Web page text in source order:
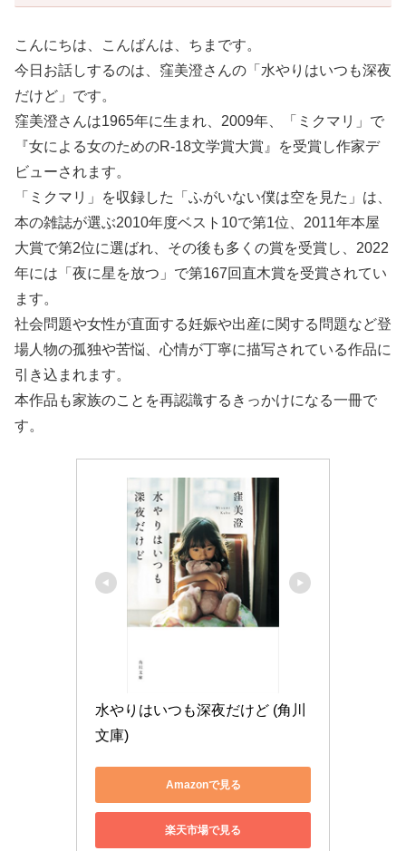
こんにちは、こんばんは、ちまです。
今日お話しするのは、窪美澄さんの「水やりはいつも深夜
だけど」です。
窪美澄さんは1965年に生まれ、2009年、「ミクマリ」で
『女による女のためのR-18文学賞大賞』を受賞し作家デ
ビューされます。
「ミクマリ」を収録した「ふがいない僕は空を見た」は、
本の雑誌が選ぶ2010年度ベスト10で第1位、2011年本屋
大賞で第2位に選ばれ、その後も多くの賞を受賞し、2022
年には「夜に星を放つ」で第167回直木賞を受賞されてい
ます。
社会問題や女性が直面する妊娠や出産に関する問題など登
場人物の孤独や苦悩、心情が丁寧に描写されている作品に
引き込まれます。
本作品も家族のことを再認識するきっかけになる一冊で
す。
水やりはいつも深夜だけど (角川
文庫)
Amazonで見る
楽天市場で見る